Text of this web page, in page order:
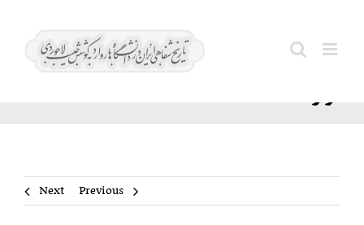
سنجابی،
نوار ۲۵
Previous
Next